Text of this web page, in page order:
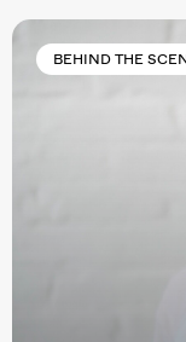
BEHIND THE